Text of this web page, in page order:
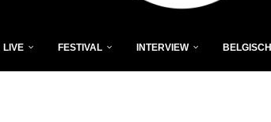
LIVE FESTIVAL INTERVIEW BELGISCH